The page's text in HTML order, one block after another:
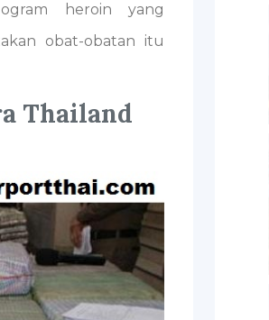
heroin yang
obat-obatan itu
Thailand